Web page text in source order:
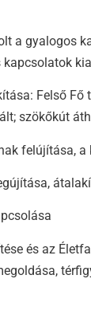
a gyalogos
Felső
szökőkút
felújítása,
és az